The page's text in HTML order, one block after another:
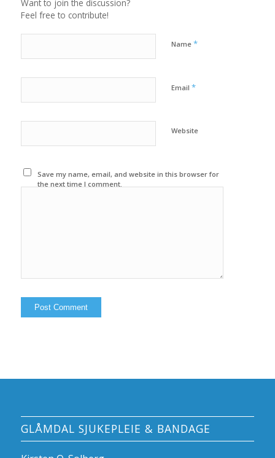
Want to join the discussion?
Feel free to contribute!
Name *
Email *
Website
Save my name, email, and website in this browser for
the next time I comment.
GLÅMDAL SJUKEPLEIE & BANDAGE